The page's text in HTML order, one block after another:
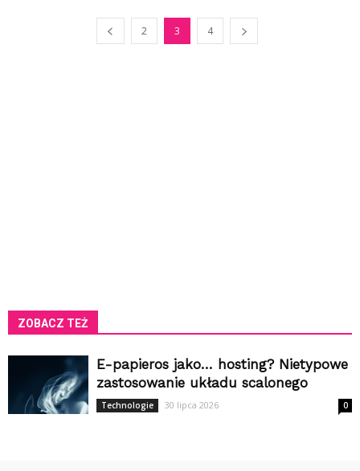
2 3 4
ZOBACZ TEŻ
E-papieros jako… hosting? Nietypowe
zastosowanie układu scalonego
Technologie 30 lipca 2026 0